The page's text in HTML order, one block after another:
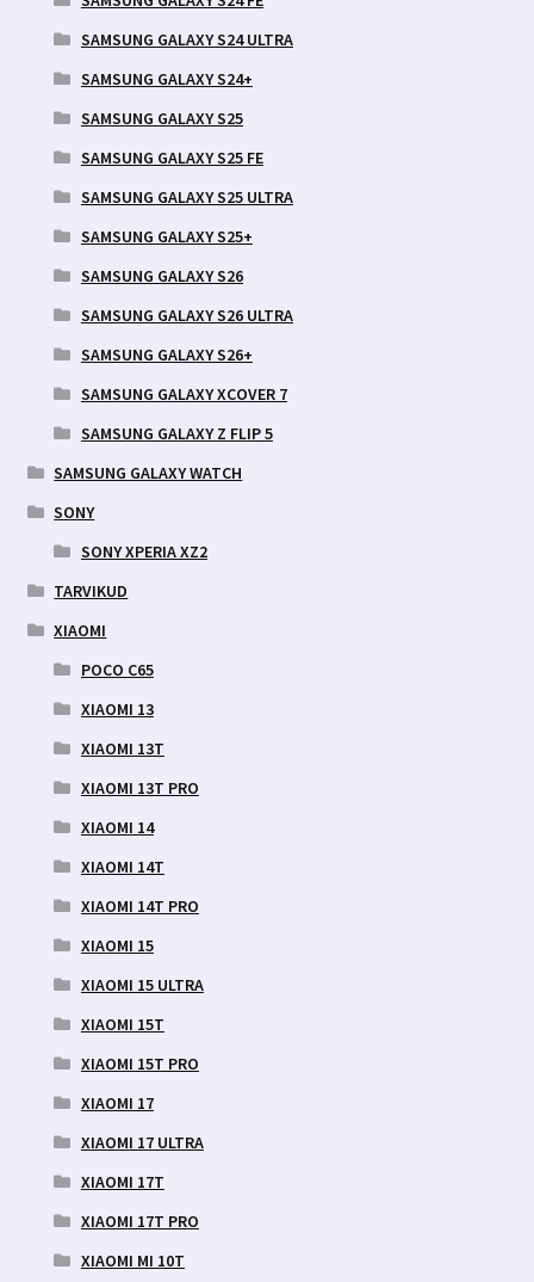
SAMSUNG GALAXY S24 ULTRA
SAMSUNG GALAXY S24+
SAMSUNG GALAXY S25
SAMSUNG GALAXY S25 FE
SAMSUNG GALAXY S25 ULTRA
SAMSUNG GALAXY S25+
SAMSUNG GALAXY S26
SAMSUNG GALAXY S26 ULTRA
SAMSUNG GALAXY S26+
SAMSUNG GALAXY XCOVER 7
SAMSUNG GALAXY Z FLIP 5
SAMSUNG GALAXY WATCH
SONY
SONY XPERIA XZ2
TARVIKUD
XIAOMI
POCO C65
XIAOMI 13
XIAOMI 13T
XIAOMI 13T PRO
XIAOMI 14
XIAOMI 14T
XIAOMI 14T PRO
XIAOMI 15
XIAOMI 15 ULTRA
XIAOMI 15T
XIAOMI 15T PRO
XIAOMI 17
XIAOMI 17 ULTRA
XIAOMI 17T
XIAOMI 17T PRO
XIAOMI MI 10T